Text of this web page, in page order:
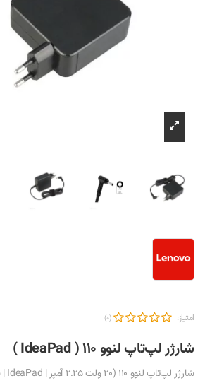
شارژر لپ‌تاپ لنوو 110 ( IdeaPad )
شارژر لپ‌تاپ لنوو 110 (20 ولت 2.25 آمپر | IdeaPad | سوکت 1.7 * 4.0)
امتیاز: (0)